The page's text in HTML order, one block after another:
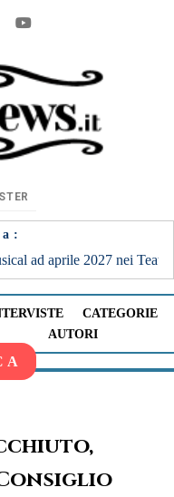
Reggio Calabria e
CATEGORIE
AUTORI